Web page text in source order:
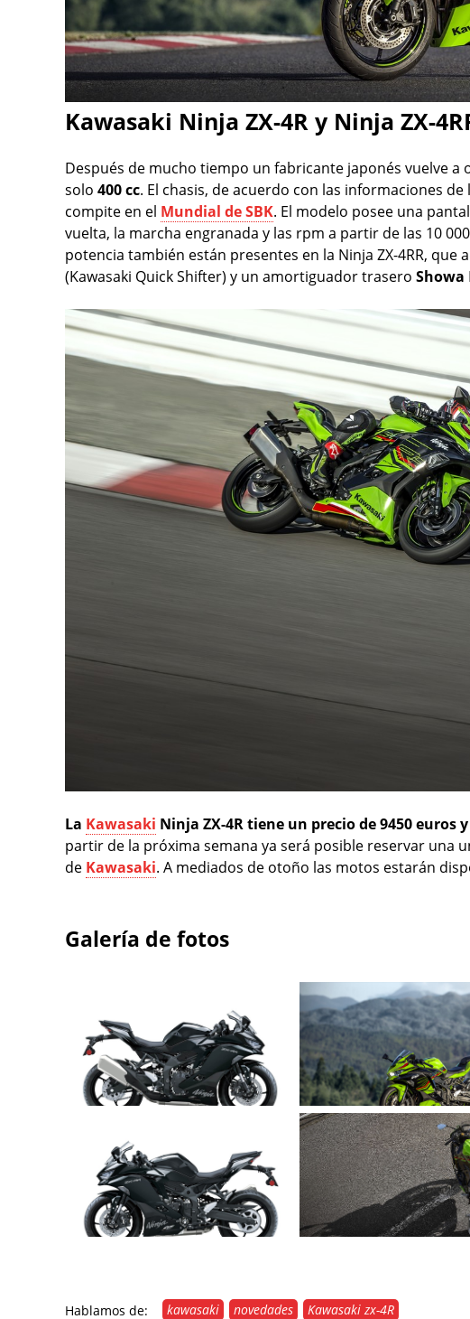
Kawasaki Ninja ZX-4R y Ninja ZX-
Después de mucho tiempo un fabricante japonés vuelve
solo 400 cc. El chasis, de acuerdo con las informaciones
compite en el Mundial de SBK. El modelo posee una
vuelta, la marcha engranada y las rpm a partir de las 10
potencia también están presentes en la Ninja ZX-4RR, que
(Kawasaki Quick Shifter) y un amortiguador trasero Showa
La Kawasaki Ninja ZX-4R tiene un precio de 9450 euros
partir de la próxima semana ya será posible reservar una
de Kawasaki. A mediados de otoño las motos estarán
Galería de fotos
Hablamos de: kawasaki novedades Kawasaki zx-4R